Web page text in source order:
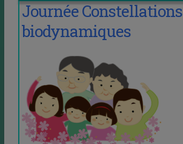
Journée Constellations
biodynamiques